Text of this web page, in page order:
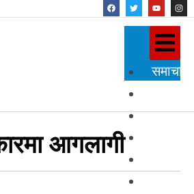
समाचार
प्रदेश
आगलागी